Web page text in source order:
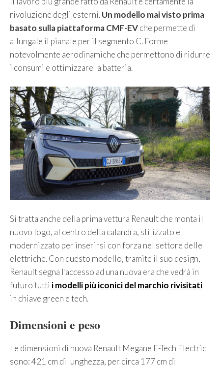
rivoluzione degli esterni.Un modello mai visto prima
basato sulla piattaforma CMF-EVche permette di
allungale il pianale per il segmento C. Forme
notevolmente aerodinamiche che permettono di ridurre
i consumi e ottimizzare la batteria.
Si tratta anche della prima vettura Renault che monta il
nuovo logo, al centro della calandra, stilizzato e
modernizzato per inserirsi con forza nel settore delle
elettriche. Con questo modello, tramite il suo design,
Renault segna l’accesso ad una nuova era che vedrà in
futuro tutti i modelli più iconici del marchio rivisitati
in chiave green e tech.
Dimensioni e peso
Le dimensioni di nuova Renault Megane E-Tech Electric
sono: 421 cm di lunghezza, per circa 177 cm di